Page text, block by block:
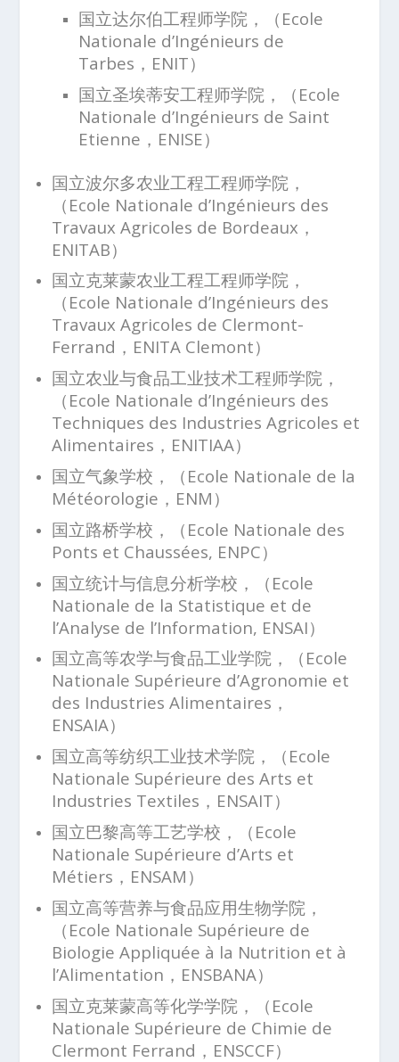
国立达尔伯工程师学院，（Ecole
Nationale d’Ingénieurs de
Tarbes，ENIT）
国立圣埃蒂安工程师学院，（Ecole
Nationale d’Ingénieurs de Saint
Etienne，ENISE）
国立波尔多农业工程工程师学院，
（Ecole Nationale d’Ingénieurs des
Travaux Agricoles de Bordeaux，
ENITAB）
国立克莱蒙农业工程工程师学院，
（Ecole Nationale d’Ingénieurs des
Travaux Agricoles de Clermont-
Ferrand，ENITA Clemont）
国立农业与食品工业技术工程师学院，
（Ecole Nationale d’Ingénieurs des
Techniques des Industries Agricoles et
Alimentaires，ENITIAA）
国立气象学校，（Ecole Nationale de la
Météorologie，ENM）
国立路桥学校，（Ecole Nationale des
Ponts et Chaussées, ENPC）
国立统计与信息分析学校，（Ecole
Nationale de la Statistique et de
l’Analyse de l’Information, ENSAI）
国立高等农学与食品工业学院，（Ecole
Nationale Supérieure d’Agronomie et
des Industries Alimentaires，
ENSAIA）
国立高等纺织工业技术学院，（Ecole
Nationale Supérieure des Arts et
Industries Textiles，ENSAIT）
国立巴黎高等工艺学校，（Ecole
Nationale Supérieure d’Arts et
Métiers，ENSAM）
国立高等营养与食品应用生物学院，
（Ecole Nationale Supérieure de
Biologie Appliquée à la Nutrition et à
l’Alimentation，ENSBANA）
国立克莱蒙高等化学学院，（Ecole
Nationale Supérieure de Chimie de
Clermont Ferrand，ENSCCF）